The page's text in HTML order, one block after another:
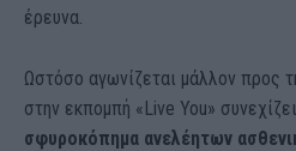
έρευνα.
Ωστόσο αγωνίζεται μάλλον προς
στην εκπομπή «Live You»
σφυροκόπημα ανελέητων